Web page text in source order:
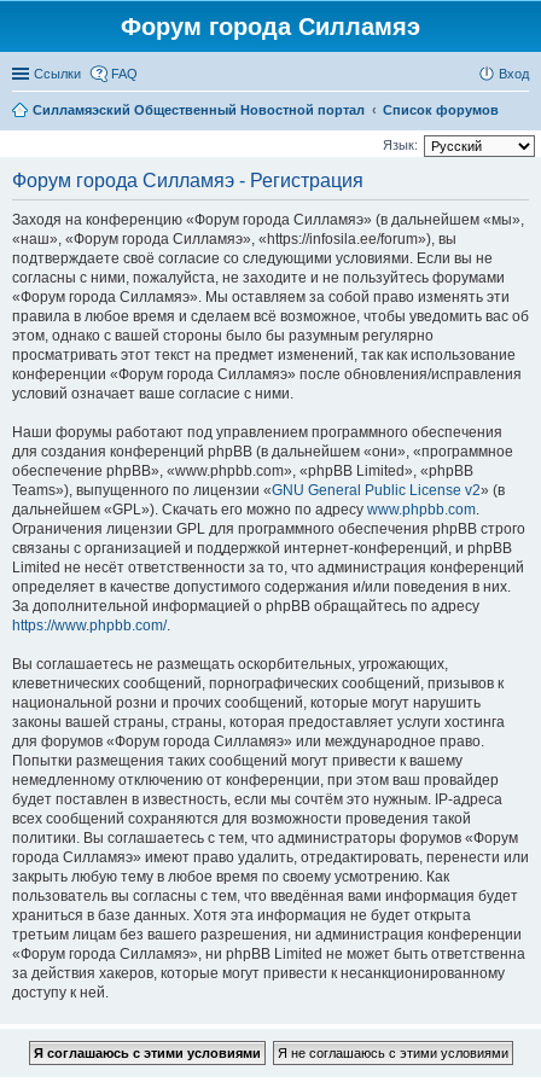
Форум города Силламяэ
Ссылки FAQ Вход
Силламяэский Общественный Новостной портал Список форумов
Язык:
Форум города Силламяэ - Регистрация
Заходя на конференцию «Форум города Силламяэ» (в дальнейшем «мы»,
«наш», «Форум города Силламяэ», «https://infosila.ee/forum»), вы
подтверждаете своё согласие со следующими условиями. Если вы не
согласны с ними, пожалуйста, не заходите и не пользуйтесь форумами
«Форум города Силламяэ». Мы оставляем за собой право изменять эти
правила в любое время и сделаем всё возможное, чтобы уведомить вас об
этом, однако с вашей стороны было бы разумным регулярно
просматривать этот текст на предмет изменений, так как использование
конференции «Форум города Силламяэ» после обновления/исправления
условий означает ваше согласие с ними.
Наши форумы работают под управлением программного обеспечения
для создания конференций phpBB (в дальнейшем «они», «программное
обеспечение phpBB», «www.phpbb.com», «phpBB Limited», «phpBB
Teams»), выпущенного по лицензии «GNU General Public License v2» (в
дальнейшем «GPL»). Скачать его можно по адресу www.phpbb.com.
Ограничения лицензии GPL для программного обеспечения phpBB строго
связаны с организацией и поддержкой интернет-конференций, и phpBB
Limited не несёт ответственности за то, что администрация конференций
определяет в качестве допустимого содержания и/или поведения в них.
За дополнительной информацией о phpBB обращайтесь по адресу
https://www.phpbb.com/.
Вы соглашаетесь не размещать оскорбительных, угрожающих,
клеветнических сообщений, порнографических сообщений, призывов к
национальной розни и прочих сообщений, которые могут нарушить
законы вашей страны, страны, которая предоставляет услуги хостинга
для форумов «Форум города Силламяэ» или международное право.
Попытки размещения таких сообщений могут привести к вашему
немедленному отключению от конференции, при этом ваш провайдер
будет поставлен в известность, если мы сочтём это нужным. IP-адреса
всех сообщений сохраняются для возможности проведения такой
политики. Вы соглашаетесь с тем, что администраторы форумов «Форум
города Силламяэ» имеют право удалить, отредактировать, перенести или
закрыть любую тему в любое время по своему усмотрению. Как
пользователь вы согласны с тем, что введённая вами информация будет
храниться в базе данных. Хотя эта информация не будет открыта
третьим лицам без вашего разрешения, ни администрация конференции
«Форум города Силламяэ», ни phpBB Limited не может быть ответственна
за действия хакеров, которые могут привести к несанкционированному
доступу к ней.